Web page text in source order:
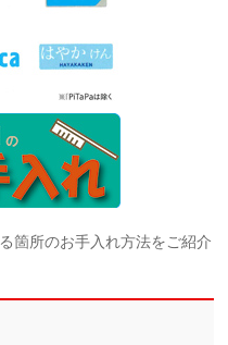
箇所のお手入れ方法をご紹介